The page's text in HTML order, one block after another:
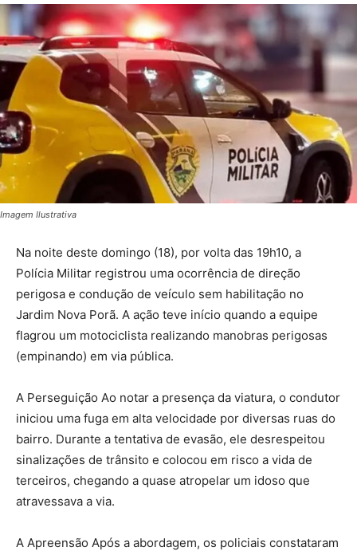
Imagem Ilustrativa
Na noite deste domingo (18), por volta das 19h10, a
Polícia Militar registrou uma ocorrência de direção
perigosa e condução de veículo sem habilitação no
Jardim Nova Porã. A ação teve início quando a equipe
flagrou um motociclista realizando manobras perigosas
(empinando) em via pública.
A Perseguição Ao notar a presença da viatura, o condutor
iniciou uma fuga em alta velocidade por diversas ruas do
bairro. Durante a tentativa de evasão, ele desrespeitou
sinalizações de trânsito e colocou em risco a vida de
terceiros, chegando a quase atropelar um idoso que
atravessava a via.
A Apreensão Após a abordagem, os policiais constataram